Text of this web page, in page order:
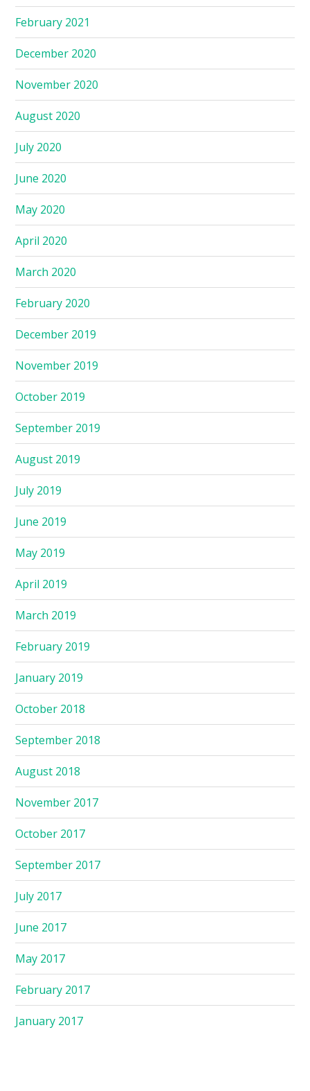
February 2021
December 2020
November 2020
August 2020
July 2020
June 2020
May 2020
April 2020
March 2020
February 2020
December 2019
November 2019
October 2019
September 2019
August 2019
July 2019
June 2019
May 2019
April 2019
March 2019
February 2019
January 2019
October 2018
September 2018
August 2018
November 2017
October 2017
September 2017
July 2017
June 2017
May 2017
February 2017
January 2017